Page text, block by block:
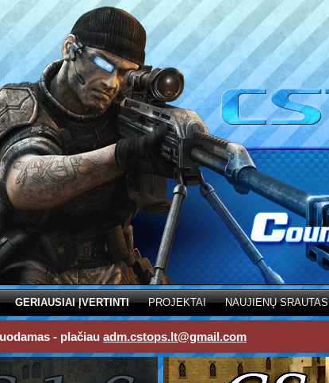
GERIAUSIAI ĮVERTINTI PROJEKTAI NAUJIENŲ SRAUTAS
- plačiau adm.cstops.lt@gmail.com